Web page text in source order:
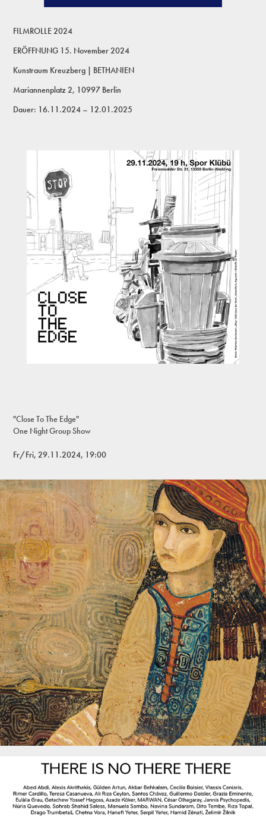
FILMROLLE 2024
ERÖFFNUNG 15. November 2024
Kunstraum Kreuzberg | BETHANIEN
Mariannenplatz 2, 10997 Berlin
Dauer: 16.11.2024 – 12.01.2025
"Close To The Edge"
One Night Group Show
Fr/Fri, 29.11.2024, 19:00